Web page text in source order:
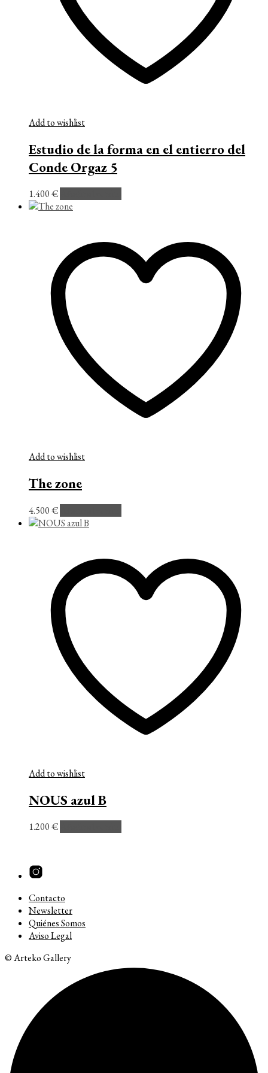
Add to wishlist
Estudio de la forma en el entierro del
Conde Orgaz 5
1.400€
Add to wishlist
The zone
4.500€
Add to wishlist
NOUS azul B
1.200€
Contacto
Newsletter
Quiénes Somos
Aviso Legal
© Arteko Gallery